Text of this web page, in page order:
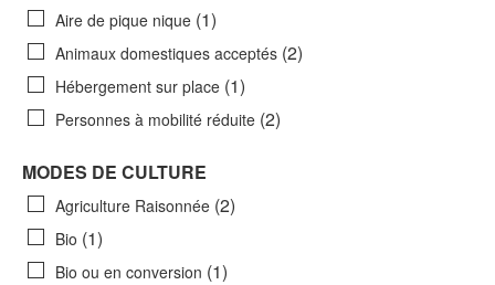
Aire de pique nique (1)
Animaux domestiques acceptés (2)
Hébergement sur place (1)
Personnes à mobilité réduite (2)
MODES DE CULTURE
Agriculture Raisonnée (2)
Bio (1)
Bio ou en conversion (1)